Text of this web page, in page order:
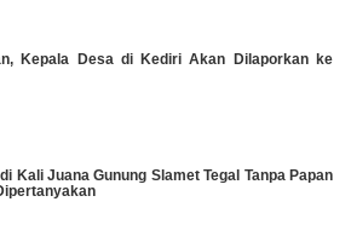
Kepala Desa di Kediri Akan Dilaporkan ke
Kali Juana Gunung Slamet Tegal Tanpa Papan